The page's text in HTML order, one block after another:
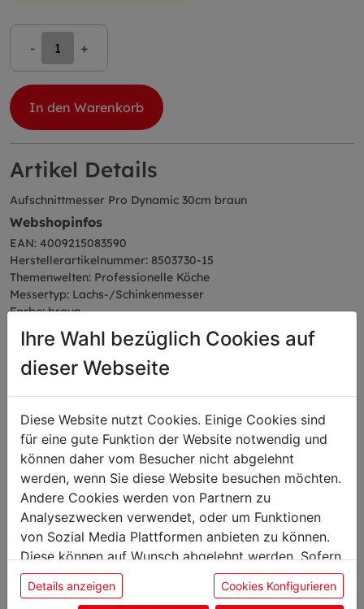
- +
In den Warenkorb
Artikel Details
Aufschnittmesser Pro Dynamic 30cm braun
Webshopinfos
EAN: 4009215083590
Herstellerartikelnummer: 8503730-15
Themenwelten: Professionelle Köche
Messertyp: Lachs-/Schinkenmesser
Farbe: braun
Serie: ProDynamic
Abmessungen
Länge: 43,50 cm
Gewicht: 0,18 kg
Klingenlänge: 30 cm
Das könnte Sie auch
interessieren
Ihre Wahl bezüglich Cookies auf
dieser Webseite
Diese Website nutzt Cookies. Einige Cookies sind
für eine gute Funktion der Website notwendig und
können daher vom Besucher nicht abgelehnt
werden, wenn Sie diese Website besuchen möchten.
Andere Cookies werden von Partnern zu
Analysezwecken verwendet, oder um Funktionen
von Sozial Media Plattformen anbieten zu können.
Diese können auf Wunsch abgelehnt werden. Sofern
sie unsere Webseite weiter nutzen, geben Sie
Einwilligung zu unseren Cookies.
Details anzeigen Cookies Konfigurieren